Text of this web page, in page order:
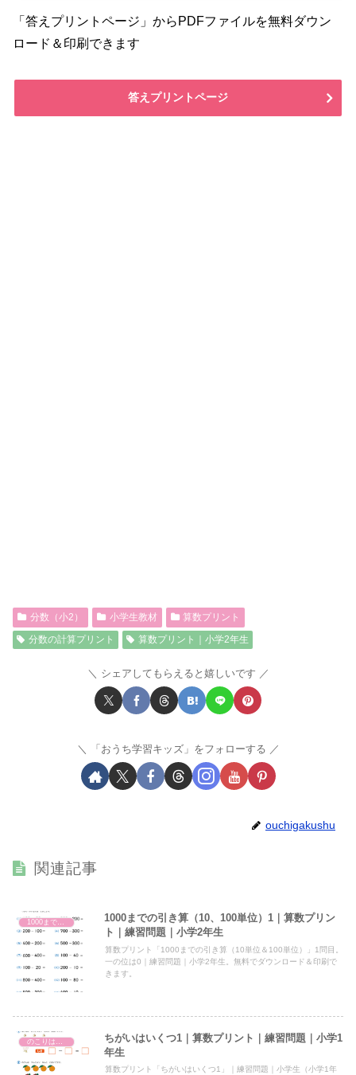
「答えプリントページ」からPDFファイルを無料ダウン
ロード＆印刷できます
答えプリントページ
分数（小2） 小学生教材
算数プリント
分数の計算プリント
算数プリント｜小学2年生
シェアしてもらえると嬉しいです
「おうち学習キッズ」をフォローする
ouchigakushu
関連記事
1000までの引き算（10、100単位）1｜算数プリン
ト｜練習問題｜小学2年生
算数プリント「1000までの引き算（10単位＆100単位）」1問目。
一の位は0｜練習問題｜小学2年生。無料でダウンロード＆印刷で
きます。
ちがいはいくつ1｜算数プリント｜練習問題｜小学1
年生
算数プリント「ちがいはいくつ1」｜練習問題｜小学生（小学1年